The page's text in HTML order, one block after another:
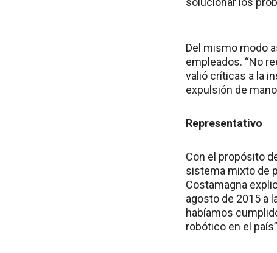
Del mismo modo
empleados. “No
valió críticas a la
expulsión de
Representativo
Con el propósito
sistema mixto de
Costamagna
agosto de 2015 a
habíamos
robótico en el